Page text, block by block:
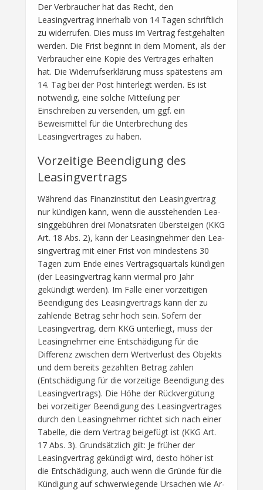
Der Verbraucher hat das Recht, den
Leasingvertrag innerhalb von 14 Tagen schriftlich
zu widerrufen. Dies muss im Vertrag festgehalten
werden. Die Frist beginnt in dem Moment, als der
Verbraucher eine Kopie des Vertrages erhalten
hat. Die Widerrufserklärung muss spätestens am
14. Tag bei der Post hinterlegt werden. Es ist
notwendig, eine solche Mitteilung per
Einschreiben zu versenden, um ggf. ein
Beweismittel für die Unterbrechung des
Leasingvertrages zu haben.
Vorzeitige Beendigung des
Leasingvertrags
Während das Finanzinstitut den Leasingvertrag
nur kündigen kann, wenn die ausstehenden Lea-
singgebühren drei Monatsraten übersteigen (KKG
Art. 18 Abs. 2), kann der Leasingnehmer den Lea-
singvertrag mit einer Frist von mindestens 30
Tagen zum Ende eines Vertragsquartals kündigen
(der Leasingvertrag kann viermal pro Jahr
gekündigt werden). Im Falle einer vorzeitigen
Beendigung des Leasingvertrags kann der zu
zahlende Betrag sehr hoch sein. Sofern der
Leasingvertrag, dem KKG unterliegt, muss der
Leasingnehmer eine Entschädigung für die
Differenz zwischen dem Wertverlust des Objekts
und dem bereits gezahlten Betrag zahlen
(Entschädigung für die vorzeitige Beendigung des
Leasingvertrags). Die Höhe der Rückvergütung
bei vorzeitiger Beendigung des Leasingvertrages
durch den Leasingnehmer richtet sich nach einer
Tabelle, die dem Vertrag beigefügt ist (KKG Art.
17 Abs. 3). Grundsätzlich gilt: Je früher der
Leasingvertrag gekündigt wird, desto höher ist
die Entschädigung, auch wenn die Gründe für die
Kündigung auf schwerwiegende Ursachen wie Ar-